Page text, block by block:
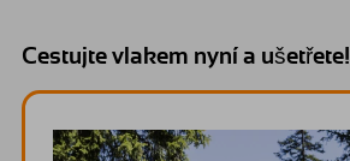
Cestujte vlakem nyní a ušetřete!